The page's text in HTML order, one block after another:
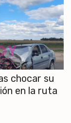
chocar su
en la ruta